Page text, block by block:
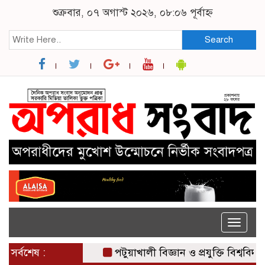
শুক্রবার, ০৭ অগাস্ট ২০২৬, ০৮:০৬ পূর্বাহ্ন
Search
Toggle
সর্বশেষ : পটুয়াখালী বিজ্ঞান ও প্রযুক্তি